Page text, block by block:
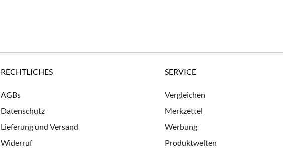
RECHTLICHES
AGBs
Datenschutz
Lieferung und Versand
Widerruf
SERVICE
Vergleichen
Merkzettel
Werbung
Produktwelten